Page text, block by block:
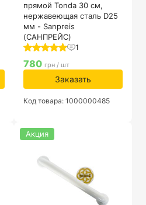
прямой Tonda 30 см,
нержавеющая сталь D25
мм - Sanpreis
(САНПРЕЙС)
1
780 грн / шт
Заказать
Код товара: 1000000485
Акция